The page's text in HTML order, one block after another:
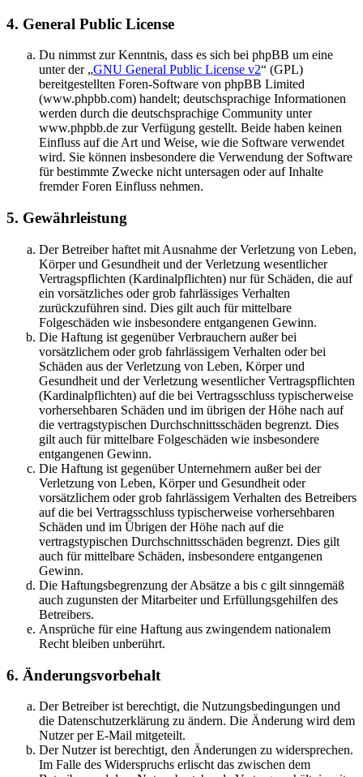
4. General Public License
Du nimmst zur Kenntnis, dass es sich bei phpBB um eine
unter der „GNU General Public License v2“ (GPL)
bereitgestellten Foren-Software von phpBB Limited
(www.phpbb.com) handelt; deutschsprachige Informationen
werden durch die deutschsprachige Community unter
www.phpbb.de zur Verfügung gestellt. Beide haben keinen
Einfluss auf die Art und Weise, wie die Software verwendet
wird. Sie können insbesondere die Verwendung der Software
für bestimmte Zwecke nicht untersagen oder auf Inhalte
fremder Foren Einfluss nehmen.
5. Gewährleistung
Der Betreiber haftet mit Ausnahme der Verletzung von Leben,
Körper und Gesundheit und der Verletzung wesentlicher
Vertragspflichten (Kardinalpflichten) nur für Schäden, die auf
ein vorsätzliches oder grob fahrlässiges Verhalten
zurückzuführen sind. Dies gilt auch für mittelbare
Folgeschäden wie insbesondere entgangenen Gewinn.
Die Haftung ist gegenüber Verbrauchern außer bei
vorsätzlichem oder grob fahrlässigem Verhalten oder bei
Schäden aus der Verletzung von Leben, Körper und
Gesundheit und der Verletzung wesentlicher Vertragspflichten
(Kardinalpflichten) auf die bei Vertragsschluss typischerweise
vorhersehbaren Schäden und im übrigen der Höhe nach auf
die vertragstypischen Durchschnittsschäden begrenzt. Dies
gilt auch für mittelbare Folgeschäden wie insbesondere
entgangenen Gewinn.
Die Haftung ist gegenüber Unternehmern außer bei der
Verletzung von Leben, Körper und Gesundheit oder
vorsätzlichem oder grob fahrlässigem Verhalten des Betreibers
auf die bei Vertragsschluss typischerweise vorhersehbaren
Schäden und im Übrigen der Höhe nach auf die
vertragstypischen Durchschnittsschäden begrenzt. Dies gilt
auch für mittelbare Schäden, insbesondere entgangenen
Gewinn.
Die Haftungsbegrenzung der Absätze a bis c gilt sinngemäß
auch zugunsten der Mitarbeiter und Erfüllungsgehilfen des
Betreibers.
Ansprüche für eine Haftung aus zwingendem nationalem
Recht bleiben unberührt.
6. Änderungsvorbehalt
Der Betreiber ist berechtigt, die Nutzungsbedingungen und
die Datenschutzerklärung zu ändern. Die Änderung wird dem
Nutzer per E-Mail mitgeteilt.
Der Nutzer ist berechtigt, den Änderungen zu widersprechen.
Im Falle des Widerspruchs erlischt das zwischen dem